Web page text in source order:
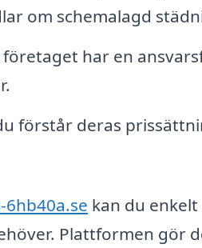
om schemalagd
har en
förstår deras
kan du
Plattformen gör